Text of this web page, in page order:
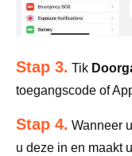
Stap 3. Tik
toegangscode of
Stap 4. Wanneer
u deze in en maakt